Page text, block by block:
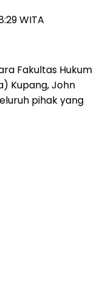
WITA
Fakultas Hukum
Kupang, John
pihak yang